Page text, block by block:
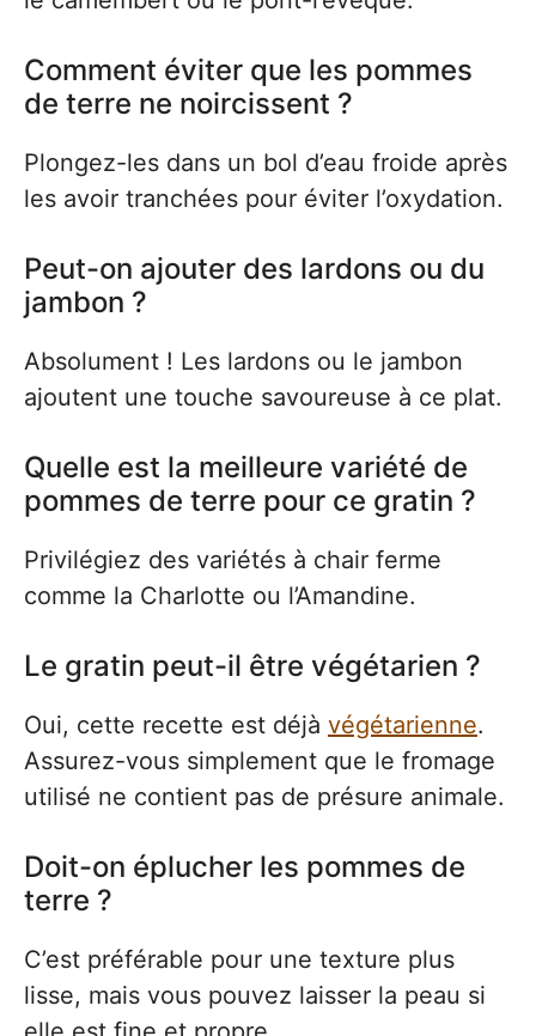
Comment éviter que les pommes
de terre ne noircissent ?
Plongez-les dans un bol d’eau froide après
les avoir tranchées pour éviter l’oxydation.
Peut-on ajouter des lardons ou du
jambon ?
Absolument ! Les lardons ou le jambon
ajoutent une touche savoureuse à ce plat.
Quelle est la meilleure variété de
pommes de terre pour ce gratin ?
Privilégiez des variétés à chair ferme
comme la Charlotte ou l’Amandine.
Le gratin peut-il être végétarien ?
Oui, cette recette est déjà végétarienne.
Assurez-vous simplement que le fromage
utilisé ne contient pas de présure animale.
Doit-on éplucher les pommes de
terre ?
C’est préférable pour une texture plus
lisse, mais vous pouvez laisser la peau si